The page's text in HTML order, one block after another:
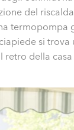
del
si
retro della